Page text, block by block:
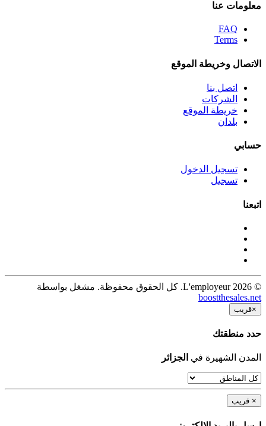
معلومات عنا
FAQ
Terms
الاتصال وخريطة الموقع
اتصل بنا
الشركات
خريطة الموقع
بلدان
حسابي
تسجيل الدخول
تسجيل
اتبعنا
© 2026 L'employeur. كل الحقوق محفوظة. مشغل بواسطة
boostthesales.net
×قريب
حدد منطقتك
المدن الشهيرة في الجزائر
× قريب